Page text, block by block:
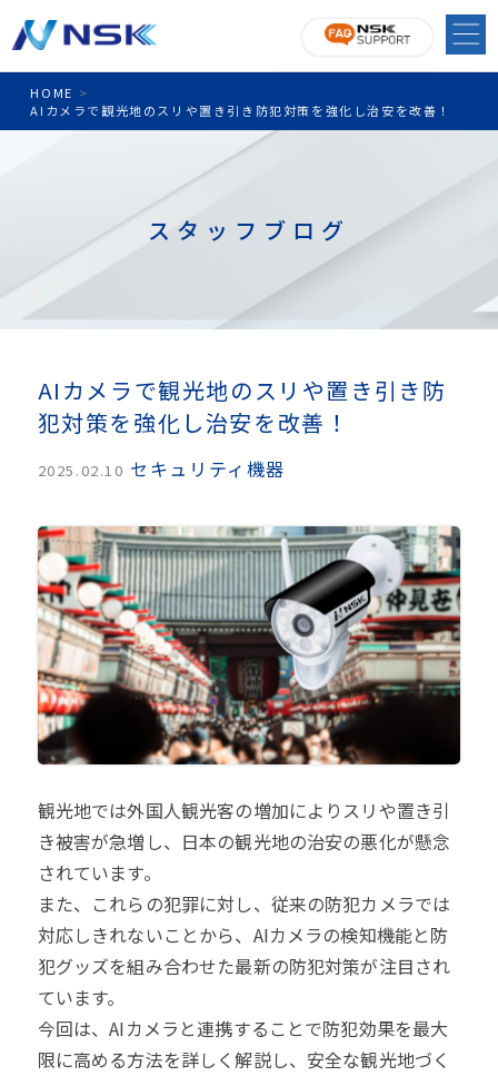
HOME >
AIカメラで観光地のスリや置き引き防犯対策を強化し治安を改善！
スタッフブログ
AIカメラで観光地のスリや置き引き防
犯対策を強化し治安を改善！
2025.02.10 セキュリティ機器
観光地では外国人観光客の増加によりスリや置き引
き被害が急増し、日本の観光地の治安の悪化が懸念
されています。
また、これらの犯罪に対し、従来の防犯カメラでは
対応しきれないことから、AIカメラの検知機能と防
犯グッズを組み合わせた最新の防犯対策が注目され
ています。
今回は、AIカメラと連携することで防犯効果を最大
限に高める方法を詳しく解説し、安全な観光地づく